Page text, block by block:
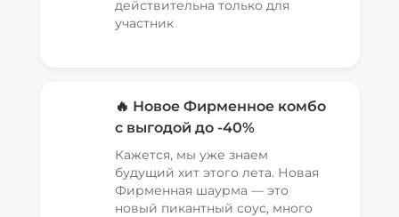
действительна только для
участник
🔥 Новое Фирменное комбо
с выгодой до -40%
Кажется, мы уже знаем
будущий хит этого лета. Новая
Фирменная шаурма — это
новый пикантный соус, много